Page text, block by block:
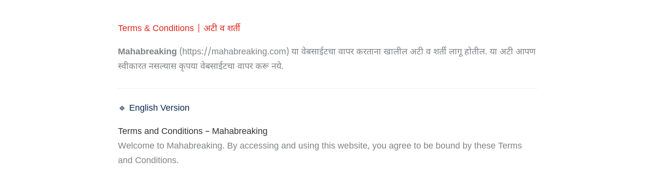
Terms & Conditions | अटी व शर्ती
Mahabreaking (https://mahabreaking.com) या वेबसाईटचा वापर करताना खालील अटी व शर्ती लागू होतील. या अटी आपण
स्वीकारत नसल्यास कृपया वेबसाईटचा वापर करू नये.
🔹 English Version
Terms and Conditions – Mahabreaking
Welcome to Mahabreaking. By accessing and using this website, you agree to be bound by these Terms
and Conditions.